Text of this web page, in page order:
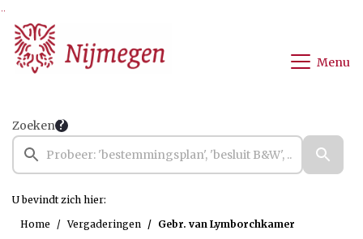
Menu
Zoeken
U bevindt zich hier:
Home
Vergaderingen Gebr. van Lymborchkamer